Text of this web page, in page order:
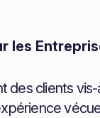
les
clients vis-